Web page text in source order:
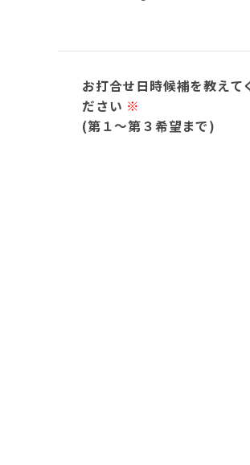
お打合せ日時候補を教えて
ださい ※
(第１～第３希望まで)